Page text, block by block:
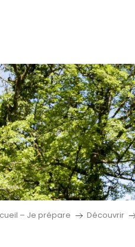
– Je prépare Découvrir